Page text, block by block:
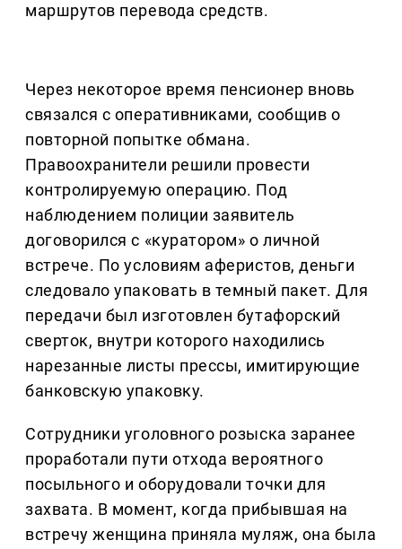
маршрутов перевода средств.
Через некоторое время пенсионер вновь
связался с оперативниками, сообщив о
повторной попытке обмана.
Правоохранители решили провести
контролируемую операцию. Под
наблюдением полиции заявитель
договорился с «куратором» о личной
встрече. По условиям аферистов, деньги
следовало упаковать в темный пакет. Для
передачи был изготовлен бутафорский
сверток, внутри которого находились
нарезанные листы прессы, имитирующие
банковскую упаковку.
Сотрудники уголовного розыска заранее
проработали пути отхода вероятного
посыльного и оборудовали точки для
захвата. В момент, когда прибывшая на
встречу женщина приняла муляж, она была